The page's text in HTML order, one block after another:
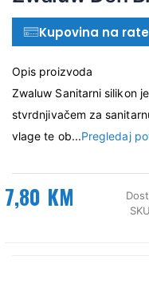
Kupovina na
Opis proizvoda
Zwaluw Sanitarni silikon
stvrdnjivačem za
vlage te ob...Pregledaj
7,80 KM
SKU